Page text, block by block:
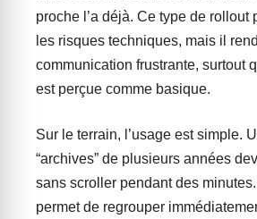
proche l’a déjà. Ce type de rollout
les risques techniques, mais il
communication frustrante, surtout
est perçue comme basique.
Sur le terrain, l’usage est simple.
“archives” de plusieurs années
sans scroller pendant des
permet de regrouper